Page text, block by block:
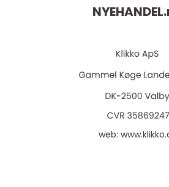
NYEHANDEL.
web: